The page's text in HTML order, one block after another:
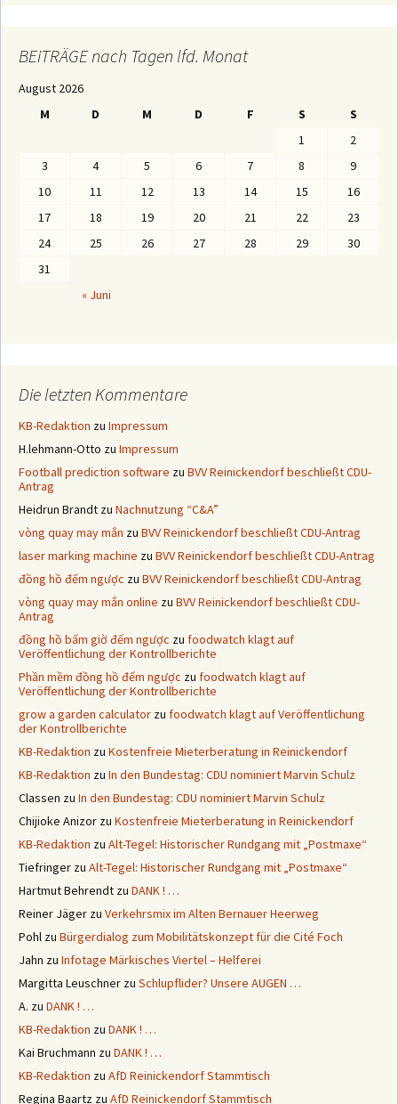
G
n
BEiTRÄGE nach Tagen lfd. Monat
August 2026
M
D M D F S S
« Juni
1
2
3
4 5 6 7 8
9
10
11 12 13 14 15
16
17
18 19 20 21 22
23
24
25 26 27 28 29
30
31
Die letzten Kommentare
KB-Redaktion zu Impressum
H.lehmann-Otto zu Impressum
Football prediction software zu BVV Reinickendorf beschließt CDU-
Antrag
Heidrun Brandt zu Nachnutzung “C&A”
vòng quay may mắn zu BVV Reinickendorf beschließt CDU-Antrag
laser marking machine zu BVV Reinickendorf beschließt CDU-Antrag
đồng hồ đếm ngược zu BVV Reinickendorf beschließt CDU-Antrag
vòng quay may mắn online zu BVV Reinickendorf beschließt CDU-
Antrag
đồng hồ bấm giờ đếm ngược zu foodwatch klagt auf
Veröffentlichung der Kontrollberichte
Phần mềm đồng hồ đếm ngược zu foodwatch klagt auf
Veröffentlichung der Kontrollberichte
grow a garden calculator zu foodwatch klagt auf Veröffentlichung
der Kontrollberichte
KB-Redaktion zu Kostenfreie Mieterberatung in Reinickendorf
KB-Redaktion zu In den Bundestag: CDU nominiert Marvin Schulz
Classen zu In den Bundestag: CDU nominiert Marvin Schulz
Chijioke Anizor zu Kostenfreie Mieterberatung in Reinickendorf
KB-Redaktion zu Alt-Tegel: Historischer Rundgang mit „Postmaxe“
Tiefringer zu Alt-Tegel: Historischer Rundgang mit „Postmaxe“
Hartmut Behrendt zu DANK ! …
Reiner Jäger zu Verkehrsmix im Alten Bernauer Heerweg
Pohl zu Bürgerdialog zum Mobilitätskonzept für die Cité Foch
Jahn zu Infotage Märkisches Viertel – Helferei
Margitta Leuschner zu Schlupflider? Unsere AUGEN …
A. zu DANK ! …
KB-Redaktion zu DANK ! …
Kai Bruchmann zu DANK ! …
KB-Redaktion zu AfD Reinickendorf Stammtisch
Regina Baartz zu AfD Reinickendorf Stammtisch